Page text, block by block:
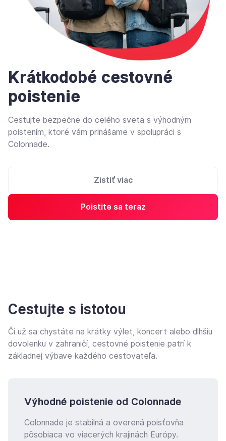
Krátkodobé cestovné
poistenie
Cestujte bezpečne do celého sveta s výhodným
poistením, ktoré vám prinášame v spolupráci s
Colonnade.
Zistiť viac
Poistite sa teraz
Cestujte s istotou
Či už sa chystáte na krátky výlet, koncert alebo dlhšiu
dovolenku v zahraničí, cestovné poistenie patrí k
základnej výbave každého cestovateľa.
Výhodné poistenie od Colonnade
Colonnade je stabilná a overená poisťovňa
pôsobiaca vo viacerých krajinách Európy.